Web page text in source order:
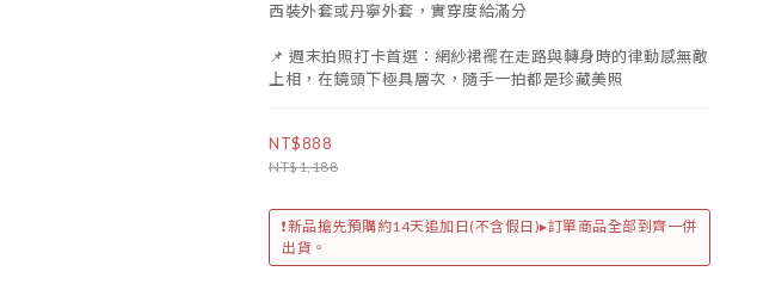
西裝外套或丹寧外套，實穿度給滿分
📌 週末拍照打卡首選：網紗裙襬在走路與轉身時的律動感無敵
上相，在鏡頭下極具層次，隨手一拍都是珍藏美照
NT$888
NT$1,188
❗️新品搶先預購約14天追加日(不含假日)▸訂單商品全部到齊一併
出貨。